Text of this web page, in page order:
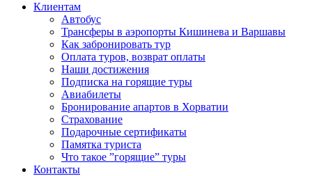
Клиентам
Автобус
Трансферы в аэропорты Кишинева и Варшавы
Как забронировать тур
Оплата туров, возврат оплаты
Наши достижения
Подписка на горящие туры
Авиабилеты
Бронирование апартов в Хорватии
Страхование
Подарочные сертификаты
Памятка туриста
Что такое ”горящие” туры
Контакты